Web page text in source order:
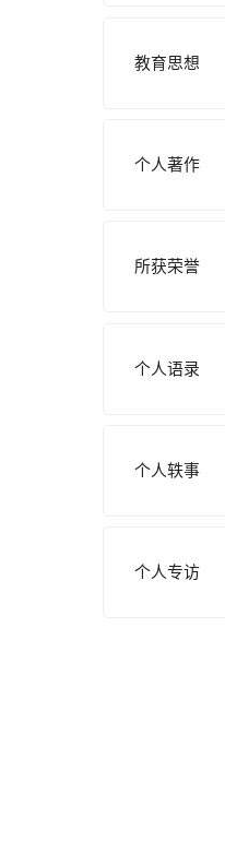
教育思想
个人著作
所获荣誉
个人语录
个人轶事
个人专访